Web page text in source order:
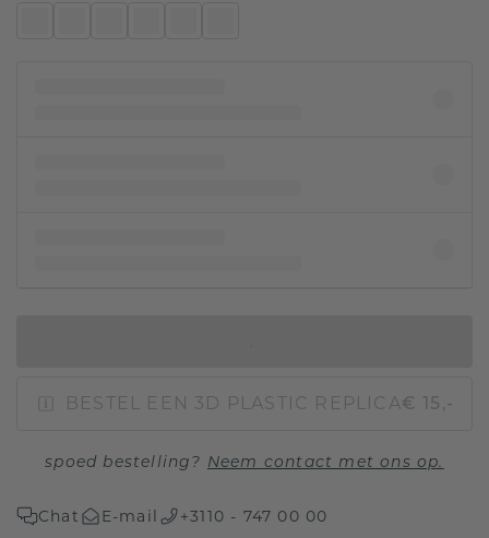
BESTEL EEN 3D PLASTIC REPLICA€ 15,-
spoed bestelling? Neem contact met ons op.
Chat E-mail +3110 - 747 00 00